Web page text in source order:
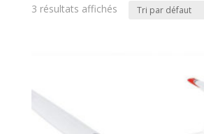
3 résultats affichés